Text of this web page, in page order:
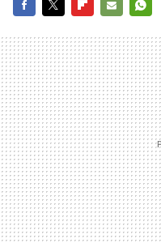
MAIL